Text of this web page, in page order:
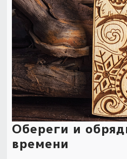
Обереги и
времени